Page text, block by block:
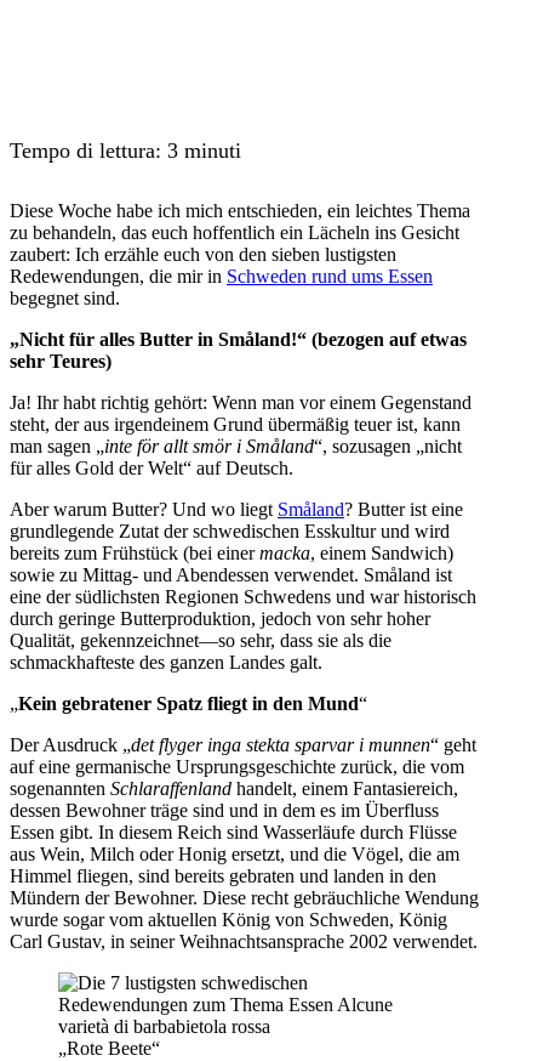
Tempo di lettura: 3 minuti
Diese Woche habe ich mich entschieden, ein leichtes Thema
zu behandeln, das euch hoffentlich ein Lächeln ins Gesicht
zaubert: Ich erzähle euch von den sieben lustigsten
Redewendungen, die mir in Schweden rund ums Essen
begegnet sind.
„Nicht für alles Butter in Småland!“ (bezogen auf etwas
sehr Teures)
Ja! Ihr habt richtig gehört: Wenn man vor einem Gegenstand
steht, der aus irgendeinem Grund übermäßig teuer ist, kann
man sagen „inte för allt smör i Småland“, sozusagen „nicht
für alles Gold der Welt“ auf Deutsch.
Aber warum Butter? Und wo liegt Småland? Butter ist eine
grundlegende Zutat der schwedischen Esskultur und wird
bereits zum Frühstück (bei einermacka, einem Sandwich)
sowie zu Mittag- und Abendessen verwendet. Småland ist
eine der südlichsten Regionen Schwedens und war historisch
durch geringe Butterproduktion, jedoch von sehr hoher
Qualität, gekennzeichnet—so sehr, dass sie als die
schmackhafteste des ganzen Landes galt.
„Kein gebratener Spatz fliegt in den Mund“
Der Ausdruck „det flyger inga stekta sparvar i munnen“ geht
auf eine germanische Ursprungsgeschichte zurück, die vom
sogenannten Schlaraffenland handelt, einem Fantasiereich,
dessen Bewohner träge sind und in dem es im Überfluss
Essen gibt. In diesem Reich sind Wasserläufe durch Flüsse
aus Wein, Milch oder Honig ersetzt, und die Vögel, die am
Himmel fliegen, sind bereits gebraten und landen in den
Mündern der Bewohner. Diese recht gebräuchliche Wendung
wurde sogar vom aktuellen König von Schweden, König
Carl Gustav, in seiner Weihnachtsansprache 2002 verwendet.
„Rote Beete“